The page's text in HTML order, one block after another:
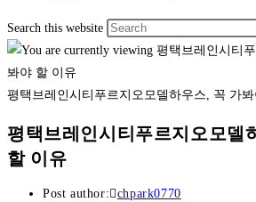
Search this website
평택브레인시티푸르지오모델하우스, 꼭 가
평택브레인시티푸르지오모델
할 이유
Post author:
chpark0770